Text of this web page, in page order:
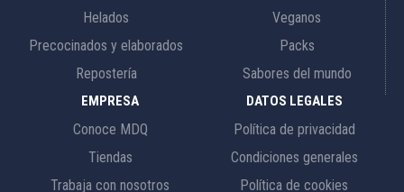
Helados
Precocinados y elaborados
Repostería
Veganos
Packs
Sabores del mundo
EMPRESA
Conoce MDQ
Tiendas
Trabaja con nosotros
DATOS LEGALES
Política de privacidad
Condiciones generales
Política de cookies